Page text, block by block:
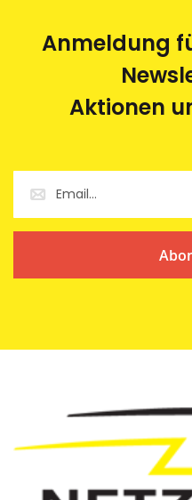
Anmeldung
Aktionen